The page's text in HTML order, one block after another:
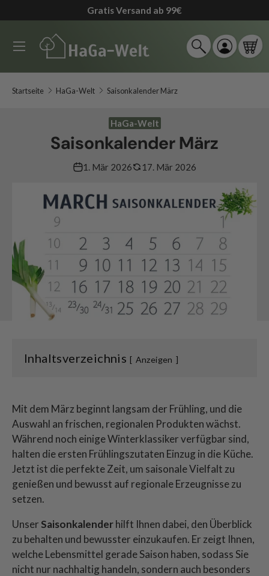
Zum Inhalt springen
Zum Menü springen
Fußzeile springen
Barrierefreiheits-Widget öffnen
Direkt zum Inhalt
Gratis Versand ab 99€
Suchen
SucheEinloggen
Menü
Startseite HaGa-Welt Saisonkalender März
HaGa-Welt
Saisonkalender März
1. Mär 2026 17. Mär 2026
Mit dem März beginnt langsam der Frühling, und die
Auswahl an frischen, regionalen Produkten wächst.
Während noch einige Winterklassiker verfügbar sind,
halten die ersten Frühlingszutaten Einzug in die Küche.
Jetzt ist die perfekte Zeit, um saisonale Vielfalt zu
genießen und bewusst auf regionale Erzeugnisse zu
setzen.
UnserSaisonkalenderhilft Ihnen dabei, den Überblick
zu behalten und bewusster einzukaufen. Er zeigt Ihnen,
welche Lebensmittel gerade Saison haben, sodass Sie
nicht nur nachhaltig handeln, sondern auch besonders
Inhaltsverzeichnis Anzeigen